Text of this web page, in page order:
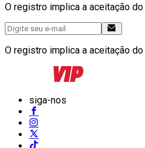
O registro implica a aceitação do
O registro implica a aceitação do
siga-nos